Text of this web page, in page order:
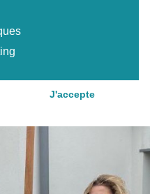
Nouvelle
J'accepte